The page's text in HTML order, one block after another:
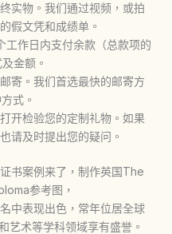
实物。我们通过视频，或拍
假文凭和成绩单。
工作日内支付余款（总款项的
金额。
寄。我们首选最快的邮寄方
式。
开检验您的定制礼物。如果
请及时提出您的疑问。
书案例来了，制作英国The
参考图，
中表现出色，常年位居全球
艺术等学科领域享有盛誉。